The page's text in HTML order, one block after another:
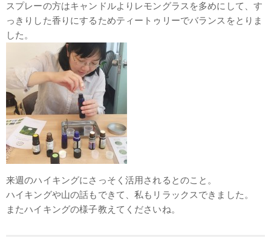
スプレーの方はキャンドルよりレモングラスを多めにして、す
っきりした香りにするためティートゥリーでバランスをとりま
した。
来週のハイキングにさっそく活用されるとのこと。
ハイキングや山の話もできて、私もリラックスできました。
またハイキングの様子教えてくださいね。